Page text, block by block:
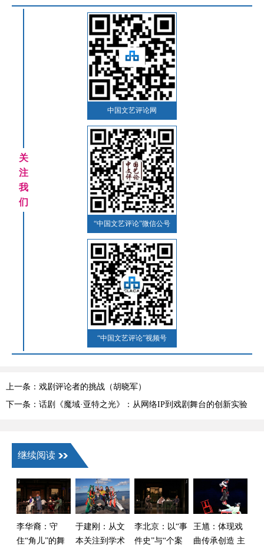
关
注
我
们
中国文艺评论网
“中国文艺评论”微信公号
“中国文艺评论”视频号
上一条：戏剧评论者的挑战（胡晓军）
下一条：话剧《魔域·亚特之光》：从网络IP到戏剧舞台的创新实验
继续阅读
李华裔：守
住“角儿”的舞
于建刚：从文
本关注到学术
李北京：以“事
件史”与“个案
王馗：体现戏
曲传承创造 主